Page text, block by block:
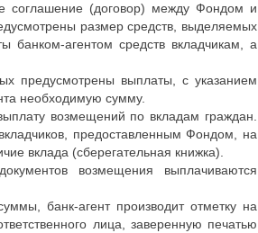
соглашение (договор) между Фондом и
размер средств, выделяемых
агентом средств вкладчикам, а
предусмотрены выплаты, с указанием
необходимую сумму.
возмещений по вкладам граждан.
предоставленным Фондом, на
вклада (сберегательная книжка).
возмещения выплачиваются
банк-агент производит отметку на
лица, заверенную печатью